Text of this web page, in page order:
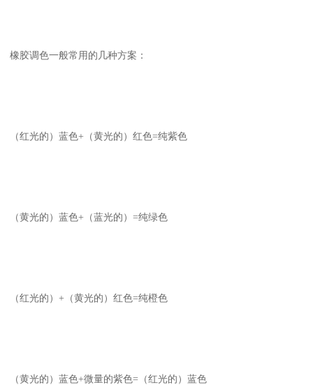
橡胶调色一般常用的几种方案：
（红光的）蓝色+（黄光的）红色=纯紫色
（黄光的）蓝色+（蓝光的）=纯绿色
（红光的）+（黄光的）红色=纯橙色
（黄光的）蓝色+微量的紫色=（红光的）蓝色